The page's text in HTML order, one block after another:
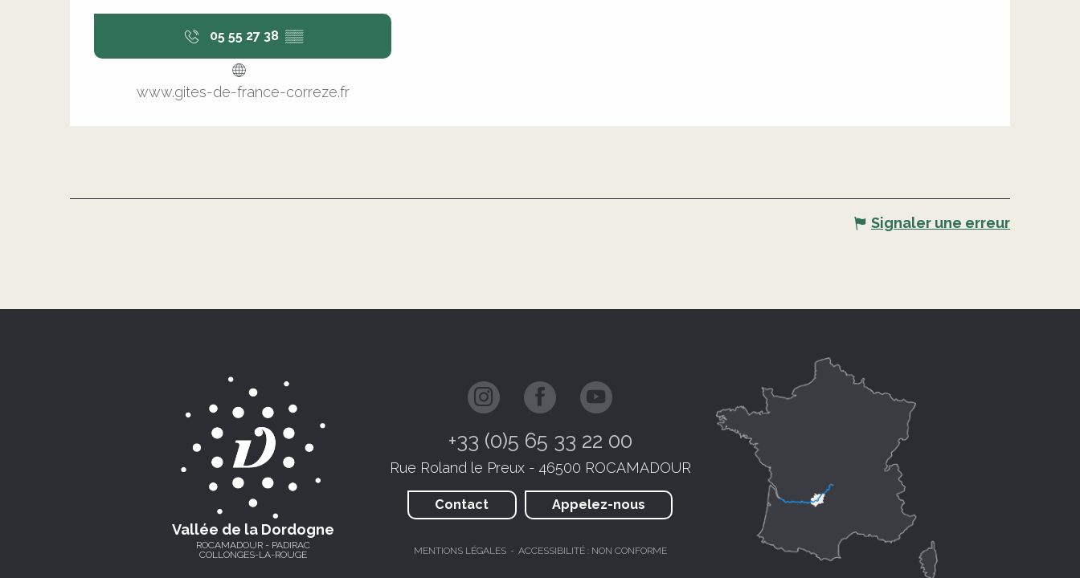
05 55 27 38 ▒▒
www.gites-de-france-correze.fr
Signaler une erreur
Vallée de la Dordogne
ROCAMADOUR - PADIRAC
COLLONGES-LA-ROUGE
+33 (0)5 65 33 22 00
Rue Roland le Preux - 46500 ROCAMADOUR
Contact Appelez-nous
MENTIONS LÉGALES ACCESSIBILITÉ : NON CONFORME